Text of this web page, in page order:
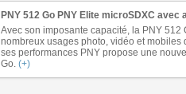
PNY 512 Go PNY Elite microSDXC
Avec son imposante capacité, la PNY
nombreux usages photo, vidéo et
ses performances PNY propose une
Go. (+)